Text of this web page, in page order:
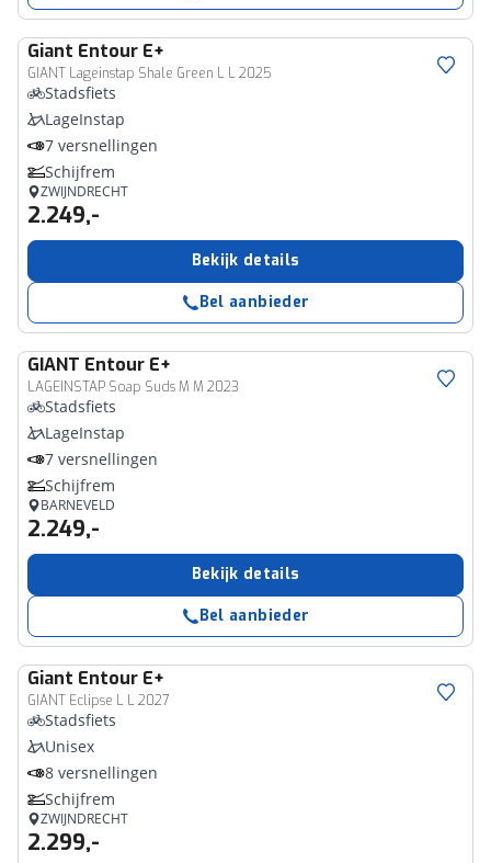
Giant Entour E+
GIANT Lageinstap Shale Green L L 2025
Stadsfiets
LageInstap
7 versnellingen
Schijfrem
ZWIJNDRECHT
2.249,-
Bekijk details
Bel aanbieder
GIANT Entour E+
LAGEINSTAP Soap Suds M M 2023
Stadsfiets
LageInstap
7 versnellingen
Schijfrem
BARNEVELD
2.249,-
Bekijk details
Bel aanbieder
Giant Entour E+
GIANT Eclipse L L 2027
Stadsfiets
Unisex
8 versnellingen
Schijfrem
ZWIJNDRECHT
2.299,-